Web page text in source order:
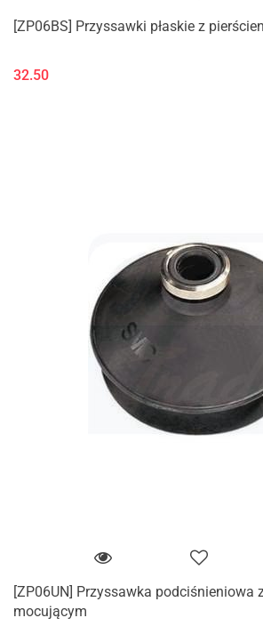
[ZP06BS] Przyssawki płaskie z
32.50
[ZP06UN] Przyssawka podciśnieniowa
mocującym